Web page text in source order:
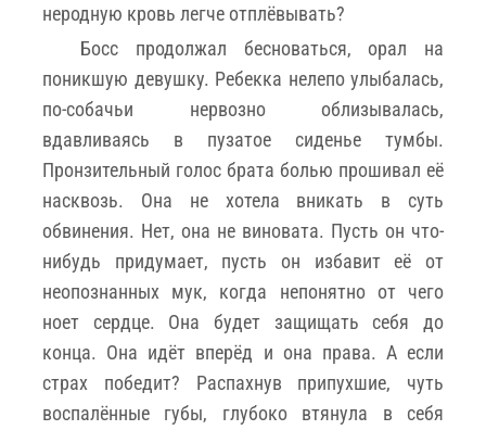
неродную кровь легче отплёвывать?
Босс продолжал бесноваться, орал на
поникшую девушку. Ребекка нелепо улыбалась,
по-собачьи нервозно облизывалась,
вдавливаясь в пузатое сиденье тумбы.
Пронзительный голос брата болью прошивал её
насквозь. Она не хотела вникать в суть
обвинения. Нет, она не виновата. Пусть он что-
нибудь придумает, пусть он избавит её от
неопознанных мук, когда непонятно от чего
ноет сердце. Она будет защищать себя до
конца. Она идёт вперёд и она права. А если
страх победит? Распахнув припухшие, чуть
воспалённые губы, глубоко втянула в себя